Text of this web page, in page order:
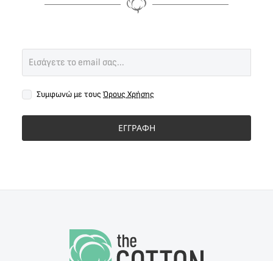
Συμφωνώ με τους Όρους Χρήσης
ΕΓΓΡΑΦΗ